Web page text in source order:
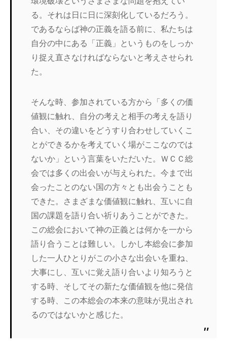
る。それは日に日に深刻化しているだろう。
であるならば神の正義を語る前に、私たちは
自分の中にある「正義」というものをしっか
り捉え直さなければならないと考えさせられ
た。
そんな時、参加されている方から「多くの価
値観に触れ、自分の考えと相手の考えを語り
合い、その違いをどうすり合わせしていくこ
とができるかを考えていく場がここなのでは
ないか」という言葉をいただいた。ＷＣＣ総
会では多くの出会いが与えられた。今まで出
会ったことのない国の方々とも出会うことも
できた。さまざまな価値観に触れ、互いに自
国の課題を語り合い祈りあうことができた。
この総会において神の正義とは何かを一から
語り合うことは難しい。しかし本総会に参加
した一人ひとりがこの小さな出会いを重ね、
大事にし、互いに覚え語り合いより知ろうと
する時、そしてその新たな価値観を他に発信
する時、この本総会の本来の意味が見出され
るのではないかと感じた。